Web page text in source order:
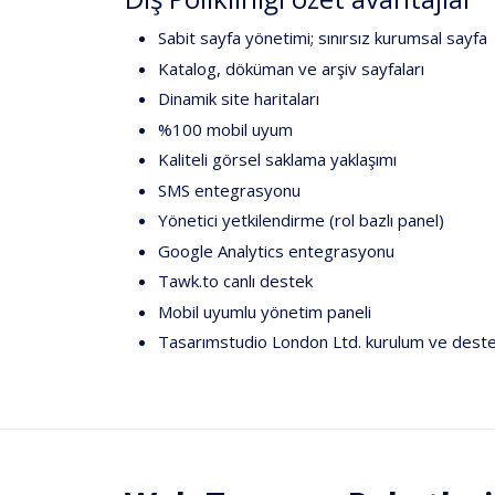
Sabit sayfa yönetimi; sınırsız kurumsal sayfa
Katalog, döküman ve arşiv sayfaları
Dinamik site haritaları
%100 mobil uyum
Kaliteli görsel saklama yaklaşımı
SMS entegrasyonu
Yönetici yetkilendirme (rol bazlı panel)
Google Analytics entegrasyonu
Tawk.to canlı destek
Mobil uyumlu yönetim paneli
Tasarımstudio London Ltd. kurulum ve